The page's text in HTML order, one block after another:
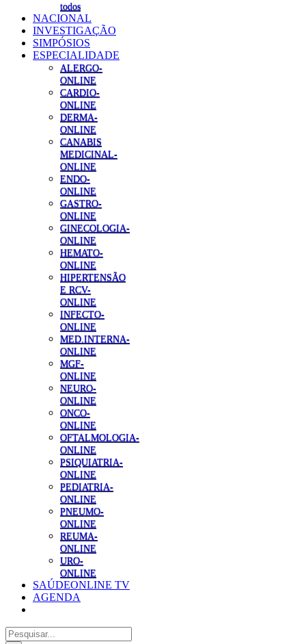
todos
NACIONAL
INVESTIGAÇÃO
SIMPÓSIOS
ESPECIALIDADE
ALERGO-
ONLINE
CARDIO-
ONLINE
DERMA-
ONLINE
CANABIS
MEDICINAL-
ONLINE
ENDO-
ONLINE
GASTRO-
ONLINE
GINECOLOGIA-
ONLINE
HEMATO-
ONLINE
HIPERTENSÃO
E RCV-
ONLINE
INFECTO-
ONLINE
MED.INTERNA-
ONLINE
MGF-
ONLINE
NEURO-
ONLINE
ONCO-
ONLINE
OFTALMOLOGIA-
ONLINE
PSIQUIATRIA-
ONLINE
PEDIATRIA-
ONLINE
PNEUMO-
ONLINE
REUMA-
ONLINE
URO-
ONLINE
SAÚDEONLINE TV
AGENDA
Pesquisar